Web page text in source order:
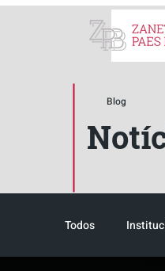
Blog
Todos